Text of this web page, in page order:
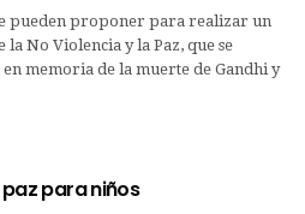
pueden proponer para realizar un
No Violencia y la Paz, que se
memoria de la muerte de Gandhi y
para niños